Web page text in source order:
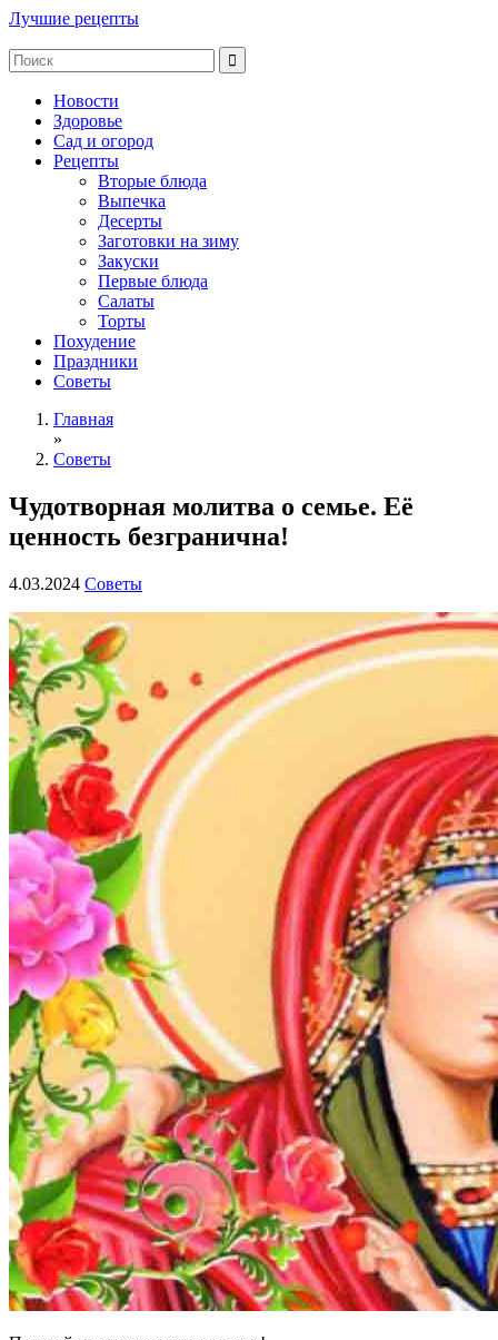
Лучшие рецепты
Новости
Здоровье
Сад и огород
Рецепты
Вторые блюда
Выпечка
Десерты
Заготовки на зиму
Закуски
Первые блюда
Салаты
Торты
Похудение
Праздники
Советы
Главная
»
Советы
Чудотворная молитва о семье. Её
ценность безгранична!
4.03.2024 Советы